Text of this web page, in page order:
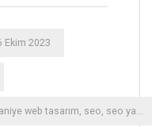
Ekim 2023
‎web tasarım seo seo yazılım